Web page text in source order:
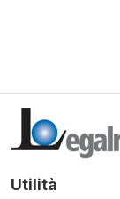
Utilità